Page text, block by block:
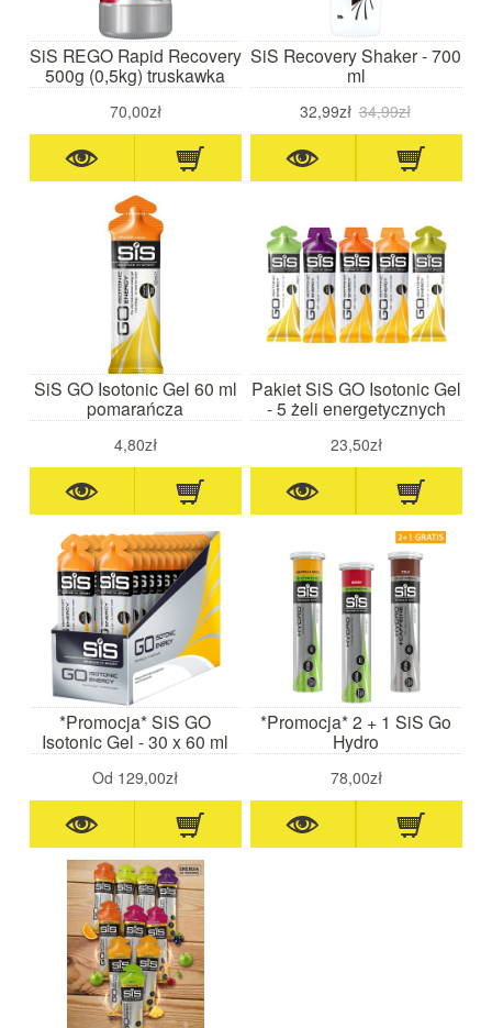
SiS REGO Rapid Recovery
500g (0,5kg) truskawka
70,00zł
SiS Recovery Shaker - 700
ml
32,99zł 34,99zł
SiS GO Isotonic Gel 60 ml
pomarańcza
4,80zł
Pakiet SiS GO Isotonic Gel
- 5 żeli energetycznych
23,50zł
*Promocja* SiS GO
Isotonic Gel - 30 x 60 ml
Od 129,00zł
*Promocja* 2 + 1 SiS Go
Hydro
78,00zł